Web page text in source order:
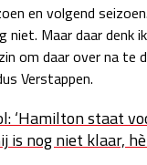
en volgend
niet. Maar daar denk
om daar over na te
Verstappen.
‘Hamilton staat
is nog niet klaar,